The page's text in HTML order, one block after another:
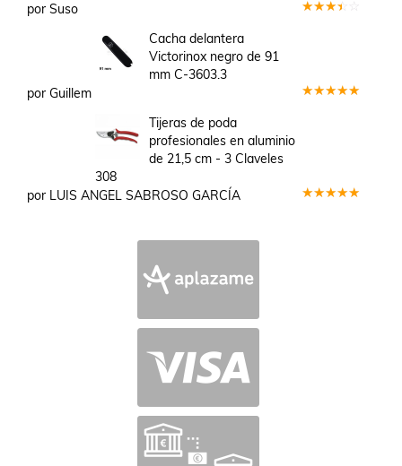
por Suso
Cacha delantera
Victorinox negro de 91
mm C-3603.3
por Guillem
Tijeras de poda
profesionales en aluminio
de 21,5 cm - 3 Claveles
308
por LUIS ANGEL SABROSO GARCÍA